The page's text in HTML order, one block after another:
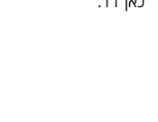
רייטינג